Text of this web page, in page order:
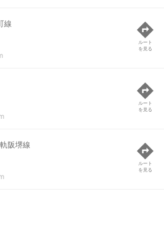
線
ルート
を見る
ルート
を見る
阪堺線
ルート
を見る